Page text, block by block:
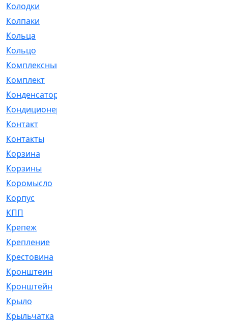
Колодки
Колпаки
Кольца
Кольцо
Комплексный
Комплект
Конденсатор
Кондиционер
Контакт
Контакты
Корзина
Корзины
Коромысло
Корпус
КПП
Крепеж
Крепление
Крестовина
Кронштеин
Кронштейн
Крыло
Крыльчатка